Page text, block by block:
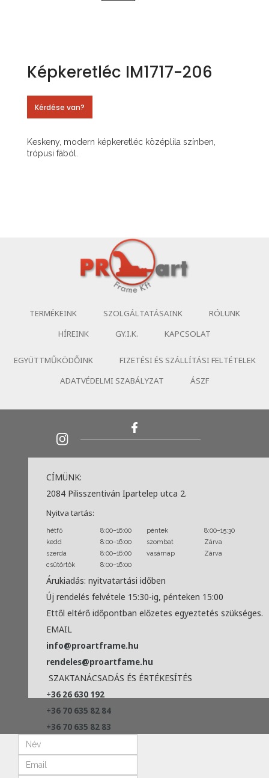
Képkeretléc IM1717-206
Kérdése van?
Keskeny, modern képkeretléc középlila színben,
trópusi fából.
TERMÉKEINK SZOLGÁLTATÁSAINK
RÓLUNK
HÍREINK
GY.I.K. KAPCSOLAT
EGYÜTTMŰKÖDŐINK
FIZETÉSI ÉS SZÁLLÍTÁSI FELTÉTELEK
ADATVÉDELMI SZABÁLYZAT
ÁSZF
CÍMÜNK:
2084 Pilisszentiván Ipartelep utca 2.
Nyitva tartás:
hétfő 8:00–16:00 péntek
8:00–15:30
kedd
8:00–16:00 szombat
Zárva
szerda
8:00–16:00 vasárnap
Zárva
csütörtök
8:00–16:00
Árukiadás: nyitvatartási időben
Új rendelés felvétele 15:30-ig, pénteken 15:00
Ettől eltérő időpontban előzetes egyeztetés szükséges.
EMAIL
info@proartframe.hu
rendeles@proartfame.hu
SZAKTANÁCSADÁS ÉS ÉRTÉKESÍTÉS
+36 26 630 192
+36 70 635 82 84
+36 70 635 82 83